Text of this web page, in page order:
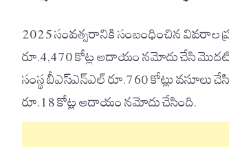
2025 సంవత్సరానికి సంబంధించిన
రూ.4,470 కోట్ల ఆదాయం నమోదు చేసి మొదటి
సంస్థ బీఎస్‌ఎన్‌ఎల్ రూ.760 కోట్లు
రూ.18 కోట్ల ఆదాయం నమోదు చేసింది.